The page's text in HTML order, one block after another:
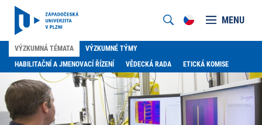
MENU
VÝZKUMNÁ TÉMATA
VÝZKUMNÉ TÝMY
HABILITAČNÍ A JMENOVACÍ ŘÍZENÍ
VĚDECKÁ RADA ETICKÁ KOMISE